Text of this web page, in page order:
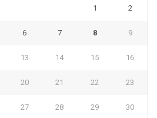
1 2
6 7 8 9
13 14 15 16
20 21 22 23
27 28 29 30